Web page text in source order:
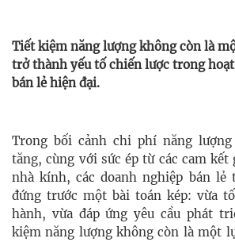
Tiết kiệm năng lượng không còn là
trở thành yếu tố chiến lược trong
bán lẻ hiện đại.
Trong bối cảnh chi phí năng
tăng, cùng với sức ép từ các cam
nhà kính, các doanh nghiệp bán lẻ
đứng trước một bài toán kép: vừa
hành, vừa đáp ứng yêu cầu phát
kiệm năng lượng không còn là một